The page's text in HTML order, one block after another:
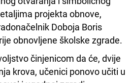
projekta obnove,
Doboja Boris
obnovljene školske zgrade.
činjenicom da će, dvije
krova, učenici ponovo učiti u